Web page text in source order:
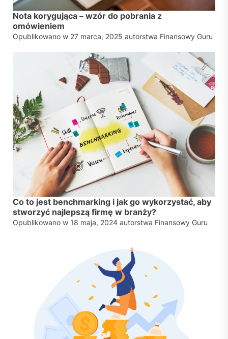
Nota korygująca – wzór do pobrania z
omówieniem
Opublikowano w 27 marca, 2025 autorstwa Finansowy Guru
Co to jest benchmarking i jak go wykorzystać, aby
stworzyć najlepszą firmę w branży?
Opublikowano w 18 maja, 2024 autorstwa Finansowy Guru